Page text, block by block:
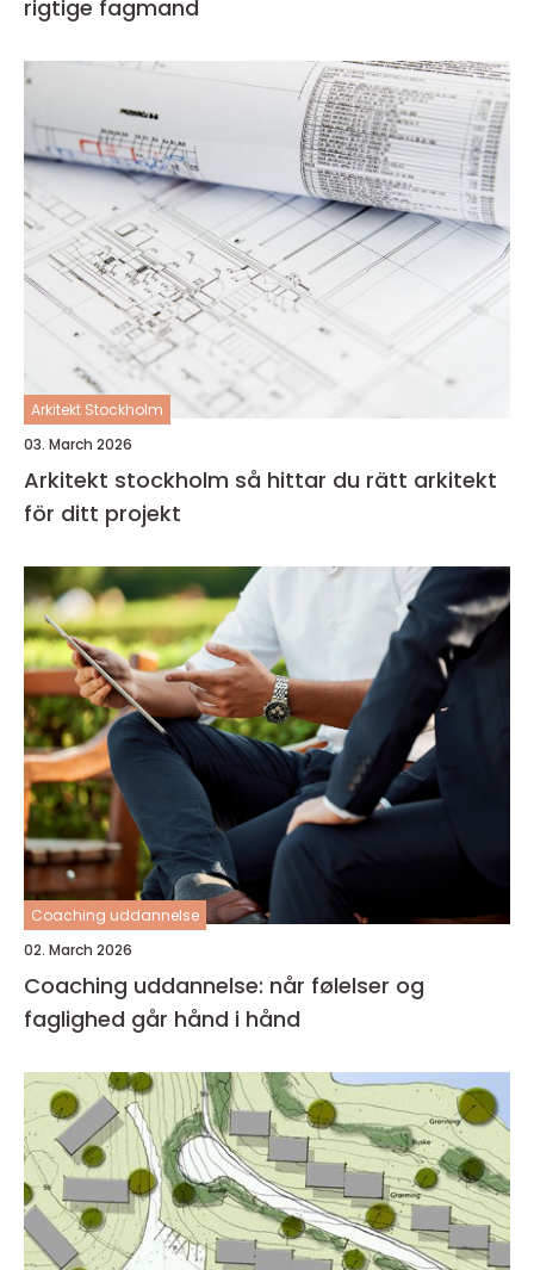
rigtige fagmand
Arkitekt Stockholm
03. March 2026
Arkitekt stockholm så hittar du rätt arkitekt
för ditt projekt
Coaching uddannelse
02. March 2026
Coaching uddannelse: når følelser og
faglighed går hånd i hånd